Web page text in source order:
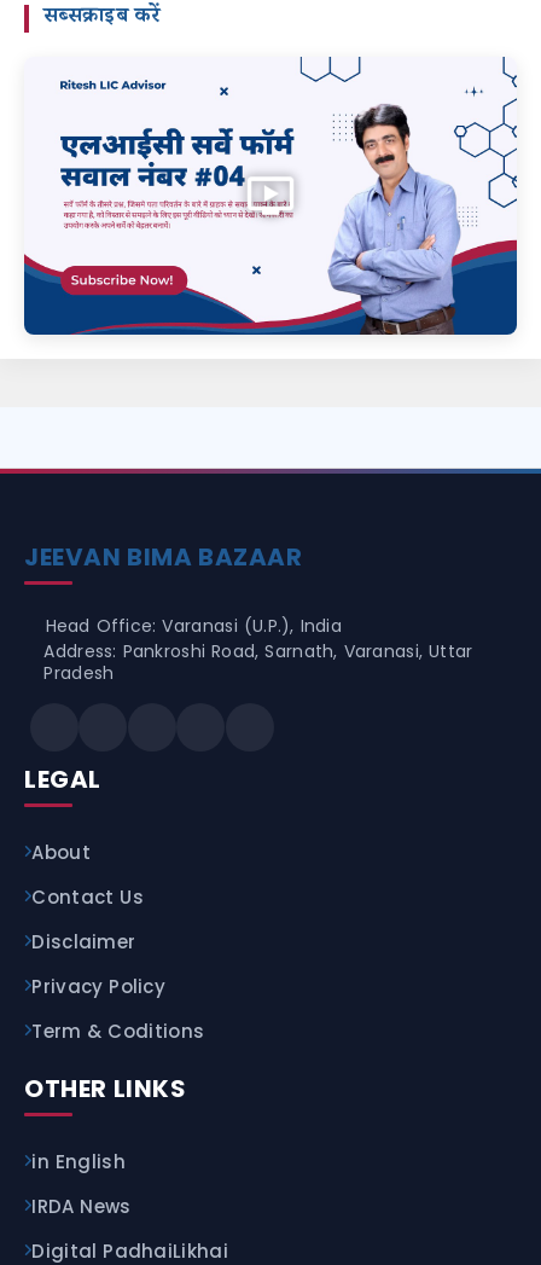
सब्सक्राइब करें
JEEVAN BIMA BAZAAR
Head Office: Varanasi (U.P.), India
Address: Pankroshi Road, Sarnath, Varanasi, Uttar
Pradesh
LEGAL
About
Contact Us
Disclaimer
Privacy Policy
Term & Coditions
OTHER LINKS
in English
IRDA News
Digital PadhaiLikhai